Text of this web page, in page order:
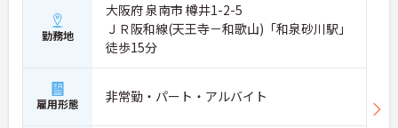
勤務地
大阪府 泉南市 樽井1-2-5
ＪＲ阪和線(天王寺－和歌山)「和泉砂川駅」
徒歩15分
雇用形態 非常勤・パート・アルバイト